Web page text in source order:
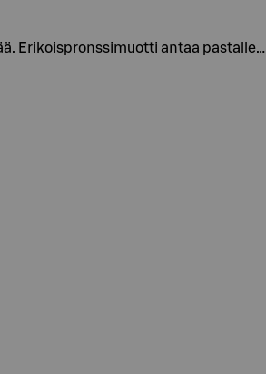
Erikoispronssimuotti antaa pastalle…